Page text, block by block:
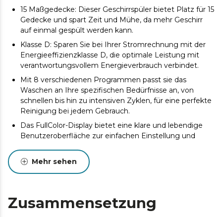
15 Maßgedecke: Dieser Geschirrspüler bietet Platz für 15
Gedecke und spart Zeit und Mühe, da mehr Geschirr
auf einmal gespült werden kann.
Klasse D: Sparen Sie bei Ihrer Stromrechnung mit der
Energieeffizienzklasse D, die optimale Leistung mit
verantwortungsvollem Energieverbrauch verbindet.
Mit 8 verschiedenen Programmen passt sie das
Waschen an Ihre spezifischen Bedürfnisse an, von
schnellen bis hin zu intensiven Zyklen, für eine perfekte
Reinigung bei jedem Gebrauch.
Das FullColor-Display bietet eine klare und lebendige
Benutzeroberfläche zur einfachen Einstellung und
Die Smart-Wash-Technologie erkennt den
Verschmutzungsgrad über Sensoren und passt die
umweltfreundlichen Waschvorgang zu optimieren.
Mehr sehen
Zusammensetzung